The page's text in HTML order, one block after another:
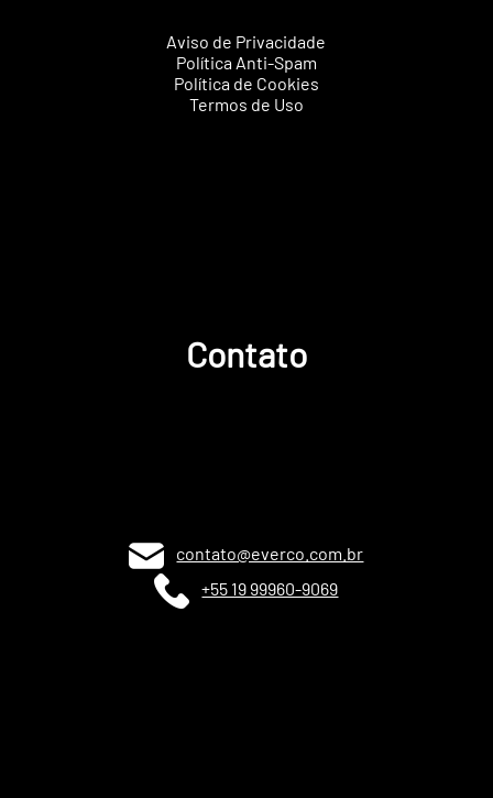
Aviso de Privacidade
Política Anti-Spam
Política de Cookies
Termos de Uso
Contato
contato@everco.com.br
+55 19 99960-9069